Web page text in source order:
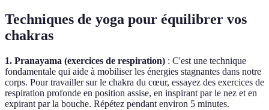
Techniques de yoga pour équilibrer vos
chakras
1. Pranayama (exercices de respiration) : C'est une technique
fondamentale qui aide à mobiliser les énergies stagnantes dans notre
corps. Pour travailler sur le chakra du cœur, essayez des exercices de
respiration profonde en position assise, en inspirant par le nez et en
expirant par la bouche. Répétez pendant environ 5 minutes.